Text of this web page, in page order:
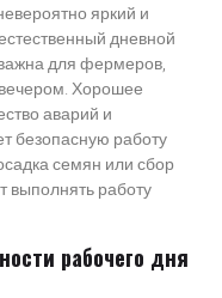
яркий и
дневной
для фермеров,
Хорошее
аварий и
безопасную работу
семян или сбор
выполнять работу
рабочего дня